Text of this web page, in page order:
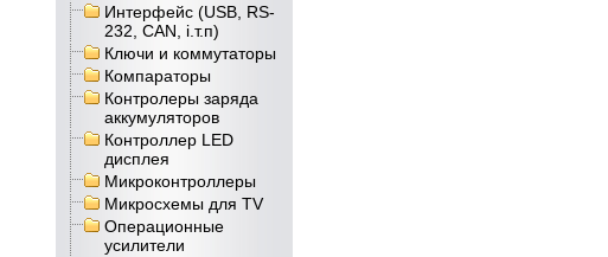
Интерфейс (USB, RS-
232, CAN, і.т.п)
Ключи и коммутаторы
Компараторы
Контролеры заряда
аккумуляторов
Контроллер LED
дисплея
Микроконтроллеры
Микросхемы для TV
Операционные
усилители